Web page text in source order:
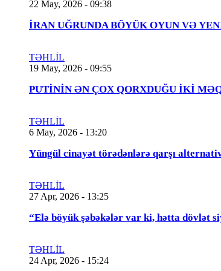
22 May, 2026 - 09:38
İRAN UĞRUNDA BÖYÜK OYUN VƏ
TƏHLİL
19 May, 2026 - 09:55
PUTİNİN ƏN ÇOX QORXDUĞU İKİ
TƏHLİL
6 May, 2026 - 13:20
Yüngül cinayət törədənlərə qarşı
TƏHLİL
27 Apr, 2026 - 13:25
“Elə böyük şəbəkələr var ki, hətta
TƏHLİL
24 Apr, 2026 - 15:24